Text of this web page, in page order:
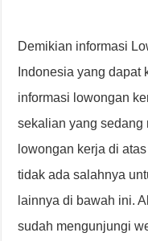
Demikian informasi
Indonesia yang dapat
informasi lowongan
sekalian yang sedang
lowongan kerja di
tidak ada salahnya
lainnya di bawah ini.
sudah mengunjungi